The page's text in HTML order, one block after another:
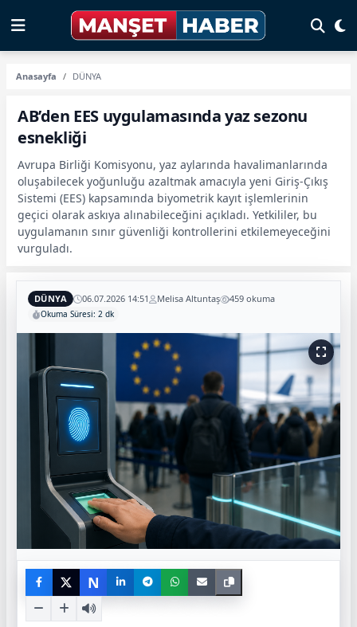
Anasayfa DÜNYA
AB’den EES uygulamasında yaz sezonu
esnekliği
Avrupa Birliği Komisyonu, yaz aylarında havalimanlarında
oluşabilecek yoğunluğu azaltmak amacıyla yeni Giriş-Çıkış
Sistemi (EES) kapsamında biyometrik kayıt işlemlerinin
geçici olarak askıya alınabileceğini açıkladı. Yetkililer, bu
uygulamanın sınır güvenliği kontrollerini etkilemeyeceğini
vurguladı.
DÜNYA 06.07.2026 14:51 Melisa Altuntaş 459 okuma
Okuma Süresi: 2 dk
N